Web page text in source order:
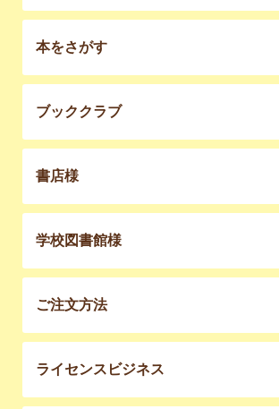
本をさがす
ブッククラブ
書店様
学校図書館様
ご注文方法
ライセンスビジネス